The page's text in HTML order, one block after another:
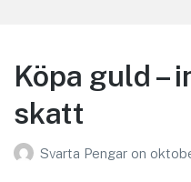
Köpa guld –
skatt
Svarta Pengar on